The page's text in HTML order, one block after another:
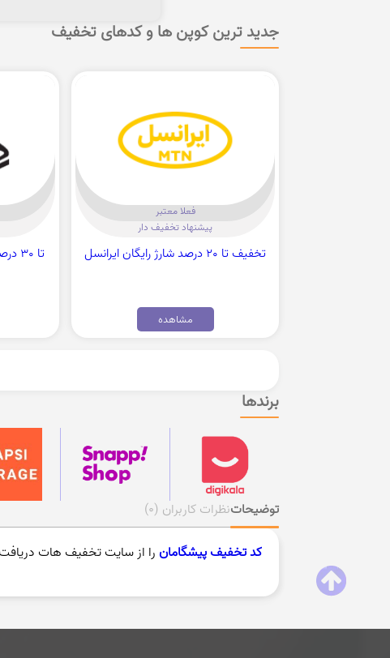
جدید ترین کوپن ها و کدهای تخفیف
فعلا معتبر
پیشنهاد تخفیف دار
تخفیف تا 20 درصد شارژ رایگان ایرانسل
مشاهده
تا
برندها
توضیحاتنظرات کاربران (0)
کد تخفیف پیشگامان را از سایت تخفیف هات